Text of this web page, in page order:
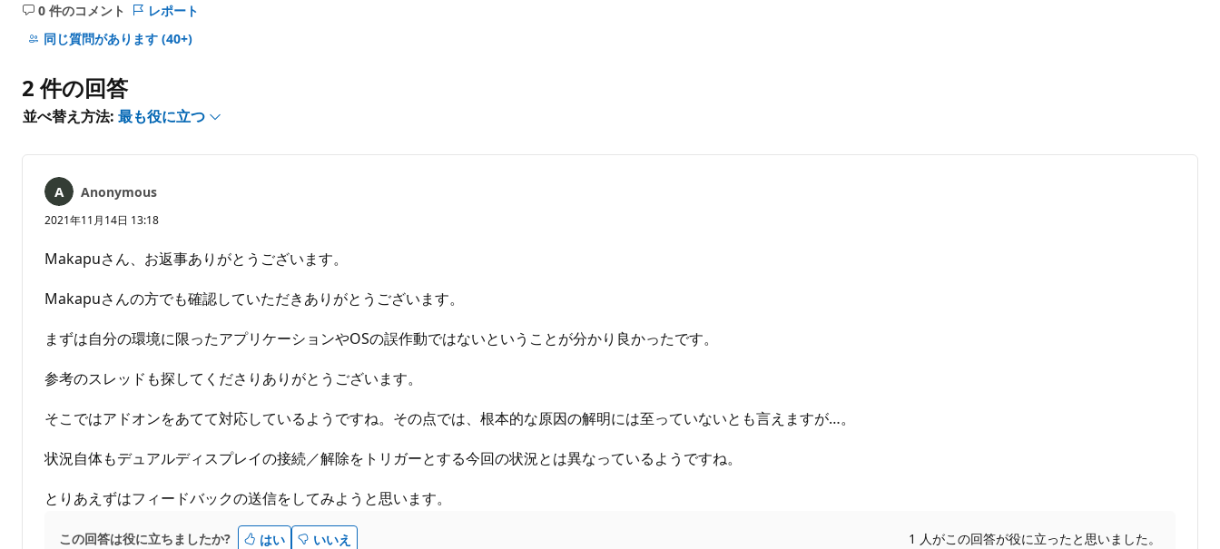
0 件のコメント
コ
メ
は
あ
ま
ん
レポート
同じ質問があります (40+)
2 件の回答
並べ替え方法: 最も役に立つ
Anonymous
2021年11月14日 13:18
Makapuさん、お返事ありがとうございます。
Makapuさんの方でも確認していただきありがとうございます。
まずは自分の環境に限ったアプリケーションやOSの誤作動ではないということが分かり良かったです。
参考のスレッドも探してくださりありがとうございます。
そこではアドオンをあてて対応しているようですね。その点では、根本的な原因の解明には至っていないとも言えますが…。
状況自体もデュアルディスプレイの接続／解除をトリガーとする今回の状況とは異なっているようですね。
とりあえずはフィードバックの送信をしてみようと思います。
この回答は役に立ちましたか? はい いいえ 1 人がこの回答が役に立ったと思いました。